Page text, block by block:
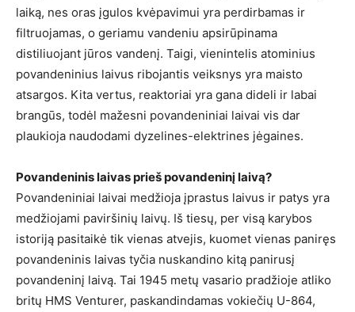
laiką, nes oras įgulos kvėpavimui yra perdirbamas ir
filtruojamas, o geriamu vandeniu apsirūpinama
distiliuojant jūros vandenį. Taigi, vienintelis atominius
povandeninius laivus ribojantis veiksnys yra maisto
atsargos. Kita vertus, reaktoriai yra gana dideli ir labai
brangūs, todėl mažesni povandeniniai laivai vis dar
plaukioja naudodami dyzelines-elektrines jėgaines.
Povandeninis laivas prieš povandeninį laivą?
Povandeniniai laivai medžioja įprastus laivus ir patys yra
medžiojami paviršinių laivų. Iš tiesų, per visą karybos
istoriją pasitaikė tik vienas atvejis, kuomet vienas paniręs
povandeninis laivas tyčia nuskandino kitą panirusį
povandeninį laivą. Tai 1945 metų vasario pradžioje atliko
britų HMS Venturer, paskandindamas vokiečių U-864,